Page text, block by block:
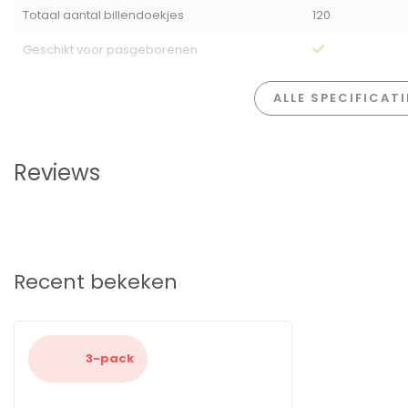
Geschikt voor:Kinderen, vanaf de geboorte
Barcode:8721022205922
om schoonmaakmomenten veilig en leuk te maken voor jou en je
Totaal aantal billendoekjes
120
Geschikt voor pasgeborenen
ALLE
Reviews
Recent bekeken
3-pack